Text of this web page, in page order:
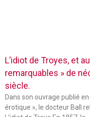
L’idiot de Troyes, et
remarquables » de
siècle.
Dans son ouvrage publié
érotique », le docteur Ball